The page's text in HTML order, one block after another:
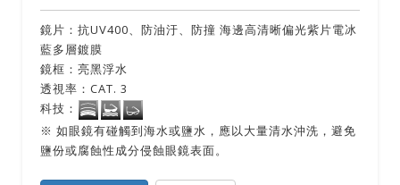
鏡片：抗UV400、防油汙、防撞 海邊高清晰偏光紫片電冰
藍多層鍍膜
鏡框：亮黑浮水
透視率：CAT. 3
科技：
※ 如眼鏡有碰觸到海水或鹽水，應以大量清水沖洗，避免
鹽份或腐蝕性成分侵蝕眼鏡表面。